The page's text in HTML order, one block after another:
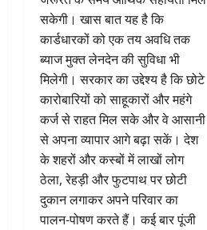
सकेगी। खास बात यह है कि
कार्डधारकों को एक तय अवधि तक
ब्याज मुक्त लेनदेन की सुविधा भी
मिलेगी। सरकार का उद्देश्य है कि छोटे
कारोबारियों को साहूकारों और महंगे
कर्ज से राहत मिल सके और वे आसानी
से अपना व्यापार आगे बढ़ा सकें। देश
के शहरों और कस्बों में लाखों लोग
ठेला, रेहड़ी और फुटपाथ पर छोटी
दुकान लगाकर अपने परिवार का
पालन-पोषण करते हैं। कई बार पूंजी